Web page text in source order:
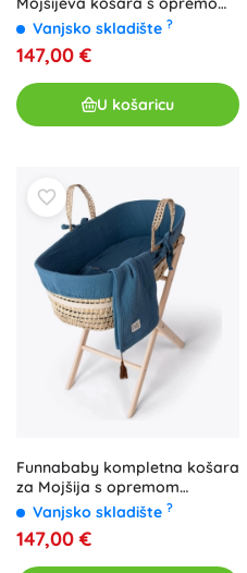
Dove grey
Vanjsko skladište ?
147,00 €
U košaricu
Funnababy kompletna košara
za Mojšija s opremom
Province Petrol
Vanjsko skladište ?
147,00 €